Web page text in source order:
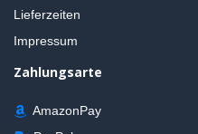
Lieferzeiten
Impressum
Zahlungsarte
AmazonPay